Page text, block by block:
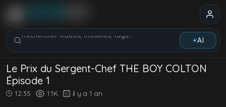
AI
Le Prix du Sergent-Chef THE BOY COLTON
Épisode 1
12:35 1.1K il y a 1 an